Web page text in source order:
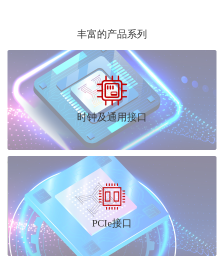
丰富的产品系列
时钟及通用接口
PCIe接口